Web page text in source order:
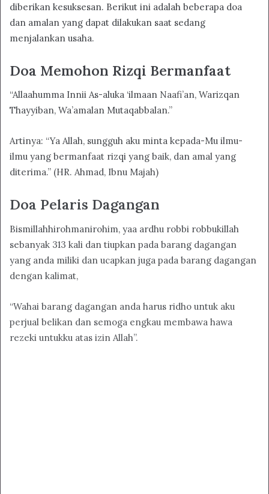
diberikan kesuksesan. Berikut ini adalah beberapa doa
dan amalan yang dapat dilakukan saat sedang
menjalankan usaha.
Doa Memohon Rizqi Bermanfaat
“Allaahumma Innii As-aluka ‘ilmaan Naafi’an, Warizqan
Thayyiban, Wa’amalan Mutaqabbalan.”
Artinya: “Ya Allah, sungguh aku minta kepada-Mu ilmu-
ilmu yang bermanfaat rizqi yang baik, dan amal yang
diterima.” (HR. Ahmad, Ibnu Majah)
Doa Pelaris Dagangan
Bismillahhirohmanirohim, yaa ardhu robbi robbukillah
sebanyak 313 kali dan tiupkan pada barang dagangan
yang anda miliki dan ucapkan juga pada barang dagangan
dengan kalimat,
“Wahai barang dagangan anda harus ridho untuk aku
perjual belikan dan semoga engkau membawa hawa
rezeki untukku atas izin Allah”.